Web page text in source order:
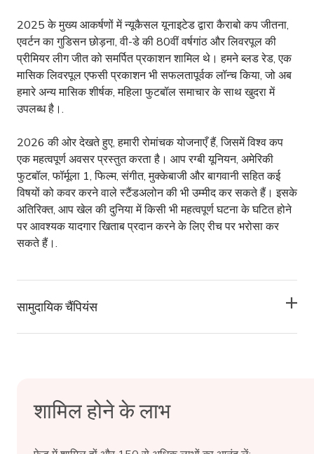
2025 के मुख्य आकर्षणों में न्यूकैसल यूनाइटेड द्वारा कैराबो कप जीतना,
एवर्टन का गुडिसन छोड़ना, वी-डे की 80वीं वर्षगांठ और लिवरपूल की
प्रीमियर लीग जीत को समर्पित प्रकाशन शामिल थे। हमने ब्लड रेड, एक
मासिक लिवरपूल एफसी प्रकाशन भी सफलतापूर्वक लॉन्च किया, जो अब
हमारे अन्य मासिक शीर्षक, महिला फुटबॉल समाचार के साथ खुदरा में
उपलब्ध है।.
2026 की ओर देखते हुए, हमारी रोमांचक योजनाएँ हैं, जिसमें विश्व कप
एक महत्वपूर्ण अवसर प्रस्तुत करता है। आप रग्बी यूनियन, अमेरिकी
फुटबॉल, फॉर्मूला 1, फिल्म, संगीत, मुक्केबाजी और बागवानी सहित कई
विषयों को कवर करने वाले स्टैंडअलोन की भी उम्मीद कर सकते हैं। इसके
अतिरिक्त, आप खेल की दुनिया में किसी भी महत्वपूर्ण घटना के घटित होने
पर आवश्यक यादगार खिताब प्रदान करने के लिए रीच पर भरोसा कर
सकते हैं।.
सामुदायिक चैंपियंस
शामिल होने के लाभ